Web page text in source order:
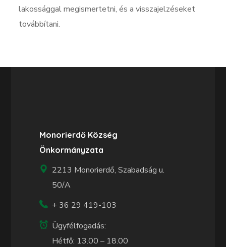
lakossággal megismertetni, és a visszajelzéseket
továbbítani.
Monorierdő Község
Önkormányzata
2213 Monorierdő, Szabadság u.
50/A
+ 36 29 419-103
Ügyfélfogadás:
Hétfő: 13.00 – 18.00